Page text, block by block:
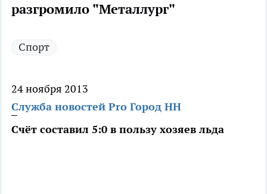
разгромило "Металлург"
Спорт
24 ноября 2013
Служба новостей Pro Город НН
Счёт составил 5:0 в пользу хозяев льда